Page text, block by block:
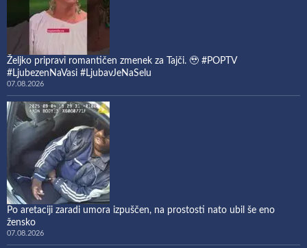
Željko pripravi romantičen zmenek za Tajči. 🥹 #POPTV
#LjubezenNaVasi #LjubavJeNaSelu
07.08.2026
Po aretaciji zaradi umora izpuščen, na prostosti nato ubil še eno
žensko
07.08.2026